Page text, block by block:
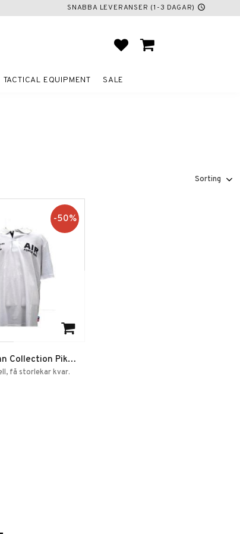
SNABBA LEVERANSER (1-3 DAGAR) schedule
FAVORITES
BASKET
TACTICAL EQUIPMENT SALE
Select sorting method
Collection Piké
One
få storlekar kvar.
50%